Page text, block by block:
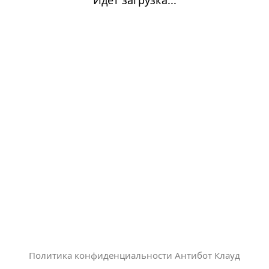
Политика конфиденциальности Антибот Клауд